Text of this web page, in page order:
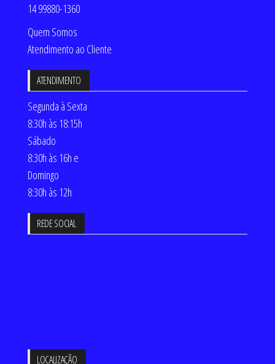
14 99880-1360
Quem Somos
Atendimento ao Cliente
ATENDIMENTO
Segunda à Sexta
8:30h às 18:15h
Sábado
8:30h às 16h e
Domingo
8:30h às 12h
REDE SOCIAL
LOCALIZAÇÃO